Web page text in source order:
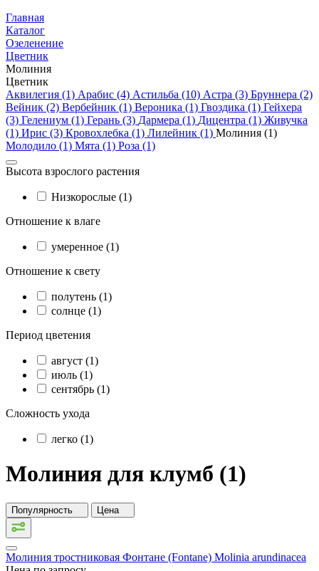
Главная
Каталог
Озеленение
Цветник
Молиния
Цветник
Аквилегия (1) Арабис (4) Астильба (10) Астра (3) Бруннера (2)
Вейник (2) Вербейник (1) Вероника (1) Гвоздика (1) Гейхера
(3) Гелениум (1) Герань (3) Дармера (1) Дицентра (1) Живучка
(1) Ирис (3) Кровохлебка (1) Лилейник (1) Молиния (1)
Молодило (1) Мята (1) Роза (1)
Высота взрослого растения
Низкорослые (1)
Отношение к влаге
умеренное (1)
Отношение к свету
полутень (1)
солнце (1)
Период цветения
август (1)
июль (1)
сентябрь (1)
Сложность ухода
легко (1)
Молиния для клумб (1)
Популярность Цена
Молиния тростниковая Фонтане (Fontane) Molinia arundinacea